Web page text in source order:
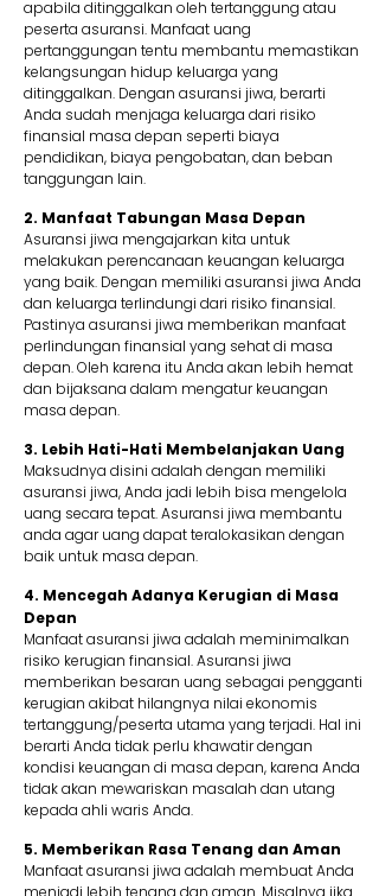
apabila ditinggalkan oleh tertanggung atau
peserta asuransi. Manfaat uang
pertanggungan tentu membantu memastikan
kelangsungan hidup keluarga yang
ditinggalkan. Dengan asuransi jiwa, berarti
Anda sudah menjaga keluarga dari risiko
finansial masa depan seperti biaya
pendidikan, biaya pengobatan, dan beban
tanggungan lain.
2. Manfaat Tabungan Masa Depan
Asuransi jiwa mengajarkan kita untuk
melakukan perencanaan keuangan keluarga
yang baik. Dengan memiliki asuransi jiwa Anda
dan keluarga terlindungi dari risiko finansial.
Pastinya asuransi jiwa memberikan manfaat
perlindungan finansial yang sehat di masa
depan. Oleh karena itu Anda akan lebih hemat
dan bijaksana dalam mengatur keuangan
masa depan.
3. Lebih Hati-Hati Membelanjakan Uang
Maksudnya disini adalah dengan memiliki
asuransi jiwa, Anda jadi lebih bisa mengelola
uang secara tepat. Asuransi jiwa membantu
anda agar uang dapat teralokasikan dengan
baik untuk masa depan.
4. Mencegah Adanya Kerugian di Masa
Depan
Manfaat asuransi jiwa adalah meminimalkan
risiko kerugian finansial. Asuransi jiwa
memberikan besaran uang sebagai pengganti
kerugian akibat hilangnya nilai ekonomis
tertanggung/peserta utama yang terjadi. Hal ini
berarti Anda tidak perlu khawatir dengan
kondisi keuangan di masa depan, karena Anda
tidak akan mewariskan masalah dan utang
kepada ahli waris Anda.
5. Memberikan Rasa Tenang dan Aman
Manfaat asuransi jiwa adalah membuat Anda
menjadi lebih tenang dan aman. Misalnya jika